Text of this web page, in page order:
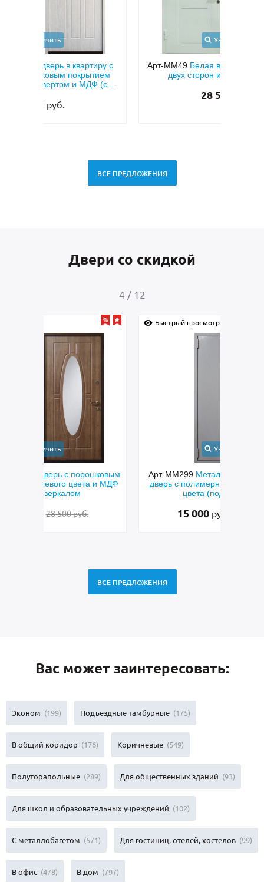
Арт-ММ49Белая входная дверь с МДФ с
двух сторон и шумоизоляцией
ВСЕ ПРЕДЛОЖЕНИЯ
Двери со скидкой
4 / 12
Быстрый просмотр
Арт-ММ299Металлическая техническая
дверь с полимерным покрытием серого
15 000 12 500 руб.
ВСЕ ПРЕДЛОЖЕНИЯ
Вас может заинтересовать:
Эконом (199) Подъездные тамбурные (175)
В общий коридор (176) Коричневые (549)
Полуторапольные (289) Для общественных зданий (93)
Для школ и образовательных учреждений (102)
С металлобагетом (571) Для гостиниц, отелей, хостелов (99)
В офис (478) В дом (797)